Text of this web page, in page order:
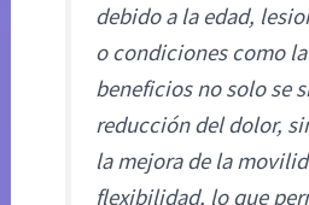
debido a la edad,
o condiciones como
beneficios no solo se
reducción del dolor,
la mejora de la
flexibilidad, lo que